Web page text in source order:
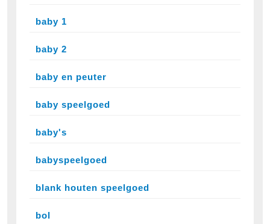
baby 1
baby 2
baby en peuter
baby speelgoed
baby's
babyspeelgoed
blank houten speelgoed
bol